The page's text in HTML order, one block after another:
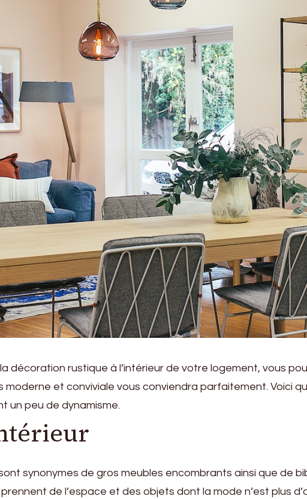
décoration rustique à l’intérieur de votre logement, vous
moderne et conviviale vous conviendra parfaitement. Voici
un peu de dynamisme.
synonymes de gros meubles encombrants ainsi que de
de l’espace et des objets dont la mode n’est plus